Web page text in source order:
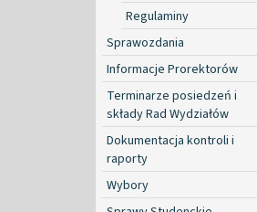
Regulaminy
Sprawozdania
Informacje Prorektorów
Terminarze posiedzeń i
składy Rad Wydziałów
Dokumentacja kontroli i
raporty
Wybory